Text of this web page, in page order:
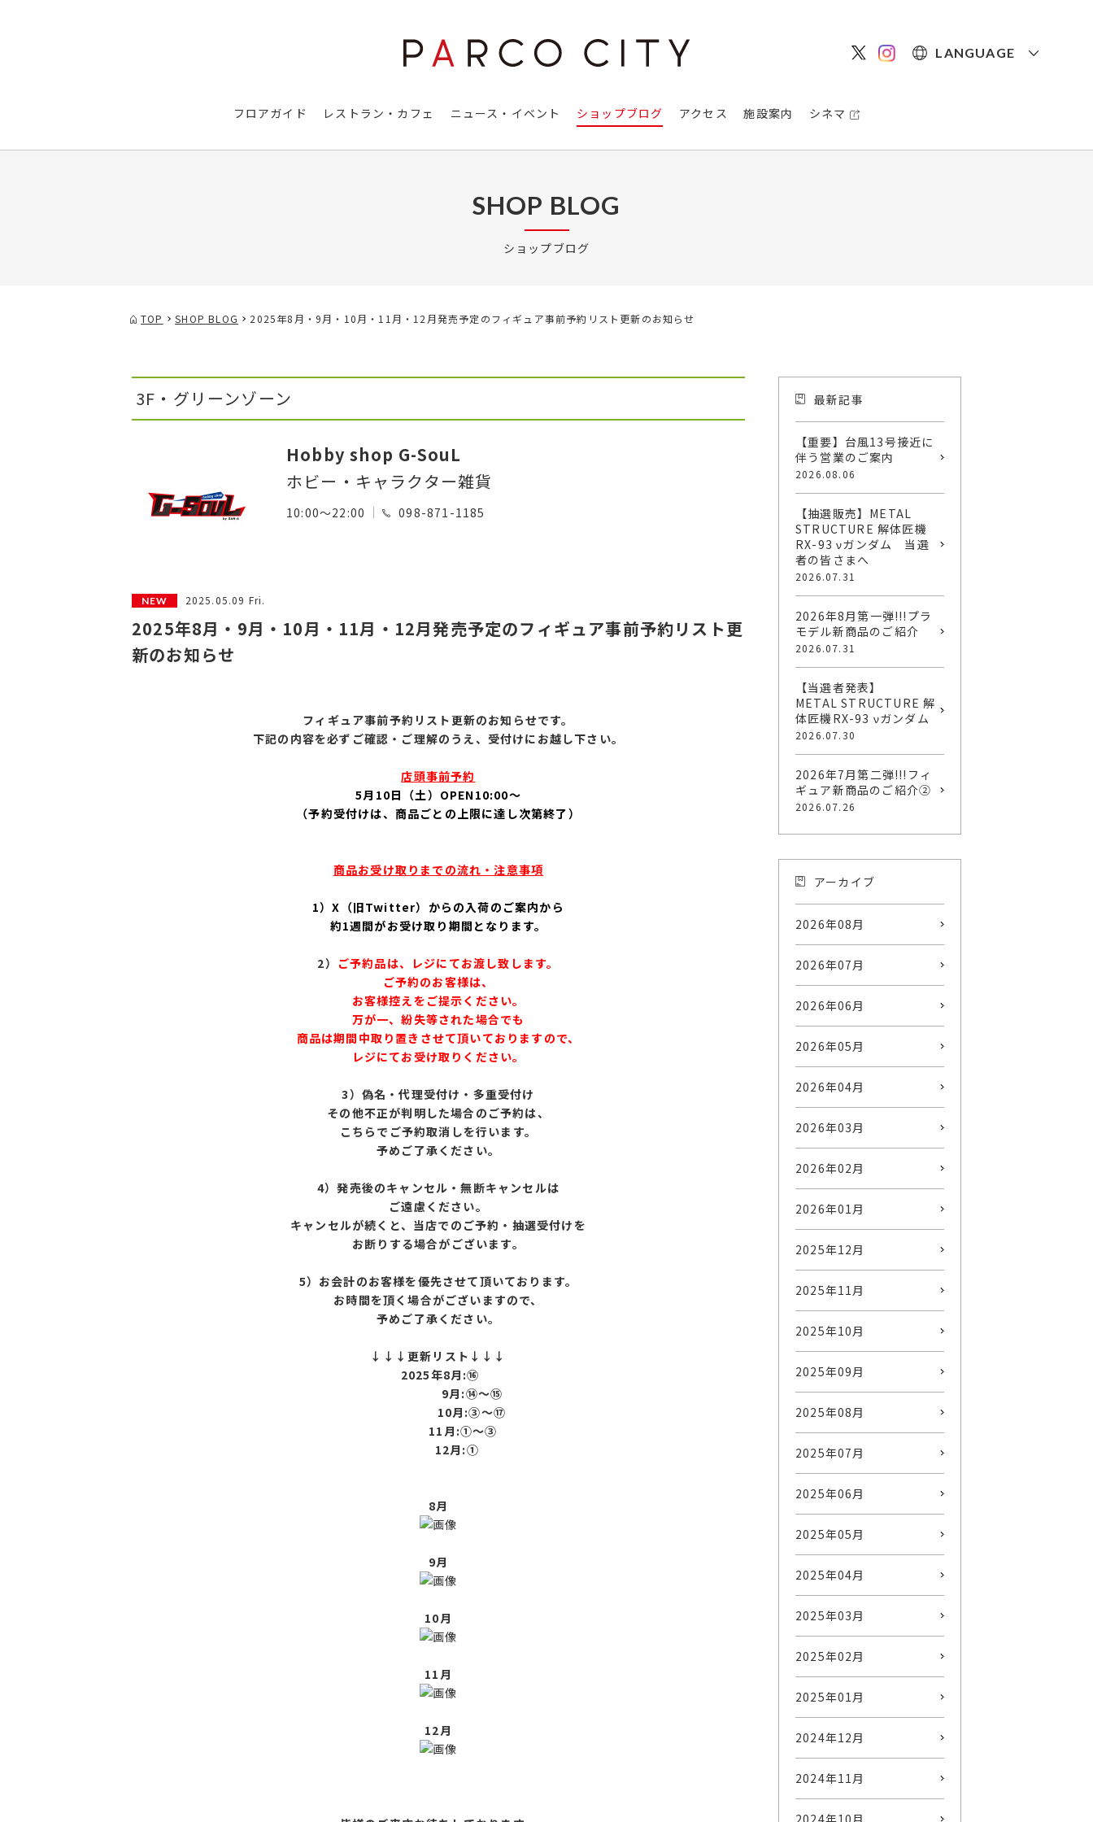
LANGUAGE
フロアガイド レストラン・カフェ ニュース・イベント ショップブログ アクセス 施設案内 シネマ
SHOP BLOG
ショップブログ
TOP SHOP BLOG 2025年8月・9月・10月・11月・12月発売予定のフィギュア事前予約リスト更新のお知らせ
3F・グリーンゾーン
Hobby shop G-SouL
ホビー・キャラクター雑貨
10:00～22:00 098-871-1185
2025.05.09 Fri.
2025年8月・9月・10月・11月・12月発売予定のフィギュア事前予約リスト更
新のお知らせ
フィギュア事前予約リスト更新のお知らせです。
下記の内容を必ずご確認・ご理解のうえ、受付けにお越し下さい。
店頭事前予約
5月10日（土）OPEN10:00～
（予約受付けは、商品ごとの上限に達し次第終了）
商品お受け取りまでの流れ・注意事項
1）X（旧Twitter）からの入荷のご案内から
約1週間がお受け取り期間となります。
2） ご予約品は、レジにてお渡し致します。
ご予約のお客様は、
お客様控えをご提示ください。
万が一、紛失等された場合でも
商品は期間中取り置きさせて頂いておりますので、
レジにてお受け取りください。
3）偽名・代理受付け・多重受付け
その他不正が判明した場合のご予約は、
こちらでご予約取消しを行います。
予めご了承ください。
4）発売後のキャンセル・無断キャンセルは
ご遠慮ください。
キャンセルが続くと、当店でのご予約・抽選受付けを
お断りする場合がございます。
5）お会計のお客様を優先させて頂いております。
お時間を頂く場合がございますので、
予めご了承ください。
↓↓↓更新リスト↓↓↓
2025年8月:⑯
9月:⑭～⑮
10月:③～⑰
11月:①～③
12月:①
8月
9月
10月
11月
12月
最新記事
【重要】台風13号接近に
伴う営業のご案内
2026.08.06
【抽選販売】METAL
STRUCTURE 解体匠機
RX-93 νガンダム 当選
者の皆さまへ
2026.07.31
2026年8月第一弾!!!プラ
モデル新商品のご紹介
2026.07.31
【当選者発表】
METAL STRUCTURE 解
体匠機RX-93 νガンダム
2026.07.30
2026年7月第二弾!!!フィ
ギュア新商品のご紹介②
2026.07.26
アーカイブ
2026年08月
2026年07月
2026年06月
2026年05月
2026年04月
2026年03月
2026年02月
2026年01月
2025年12月
2025年11月
2025年10月
2025年09月
2025年08月
2025年07月
2025年06月
2025年05月
2025年04月
2025年03月
2025年02月
2025年01月
2024年12月
2024年11月